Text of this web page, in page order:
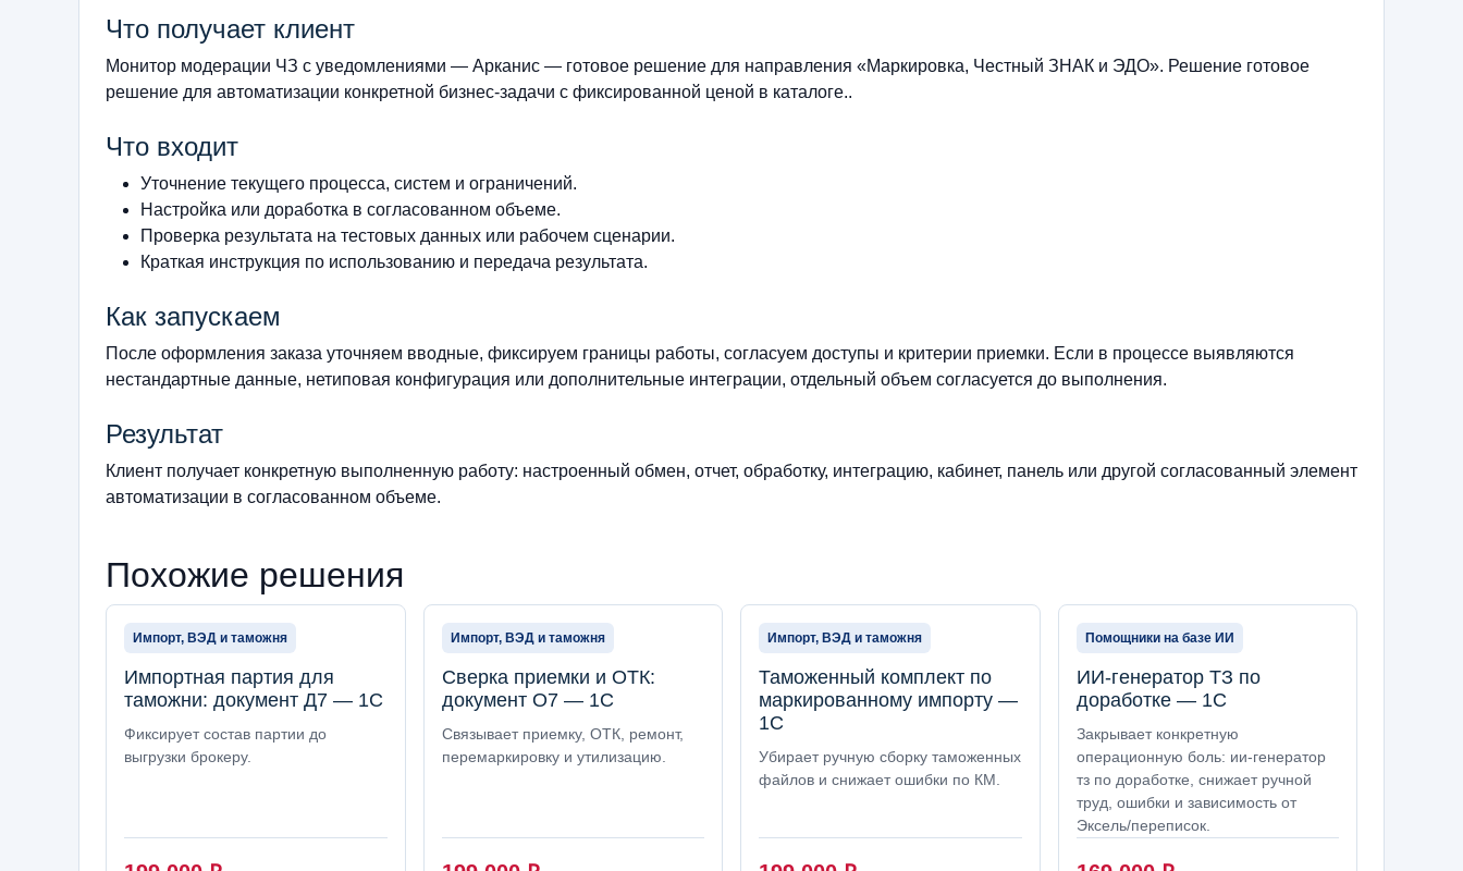
Что получает клиент
Монитор модерации ЧЗ с уведомлениями — Арканис — готовое решение для направления «Маркировка, Честный ЗНАК и ЭДО». Решение готовое
решение для автоматизации конкретной бизнес-задачи с фиксированной ценой в каталоге..
Что входит
Уточнение текущего процесса, систем и ограничений.
Настройка или доработка в согласованном объеме.
Проверка результата на тестовых данных или рабочем сценарии.
Краткая инструкция по использованию и передача результата.
Как запускаем
После оформления заказа уточняем вводные, фиксируем границы работы, согласуем доступы и критерии приемки. Если в процессе выявляются
нестандартные данные, нетиповая конфигурация или дополнительные интеграции, отдельный объем согласуется до выполнения.
Результат
Клиент получает конкретную выполненную работу: настроенный обмен, отчет, обработку, интеграцию, кабинет, панель или другой согласованный элемент
автоматизации в согласованном объеме.
Похожие решения
Импорт, ВЭД и таможня
Импортная партия для
таможни: документ Д7 — 1С
Фиксирует состав партии до
выгрузки брокеру.
Импорт, ВЭД и таможня
Сверка приемки и ОТК:
документ О7 — 1С
Связывает приемку, ОТК, ремонт,
перемаркировку и утилизацию.
Импорт, ВЭД и таможня
Таможенный комплект по
маркированному импорту —
1С
Убирает ручную сборку таможенных
файлов и снижает ошибки по КМ.
Помощники на базе ИИ
ИИ-генератор ТЗ по
доработке — 1С
Закрывает конкретную
операционную боль: ии-генератор
тз по доработке, снижает ручной
труд, ошибки и зависимость от
Эксель/переписок.